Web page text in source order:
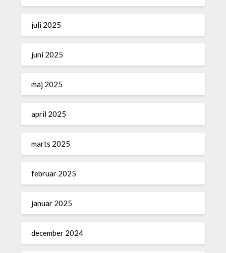
juli 2025
juni 2025
maj 2025
april 2025
marts 2025
februar 2025
januar 2025
december 2024